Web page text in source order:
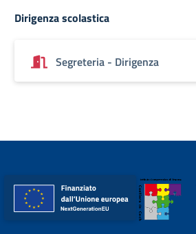
Dirigenza scolastica
Segreteria - Dirigenza